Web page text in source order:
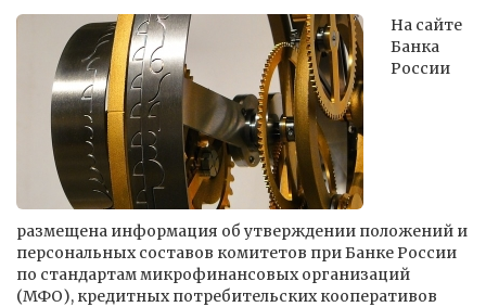
На сайте
Банка
России
размещена информация об утверждении положений и
персональных составов комитетов при Банке России
по стандартам микрофинансовых организаций
(МФО), кредитных потребительских кооперативов